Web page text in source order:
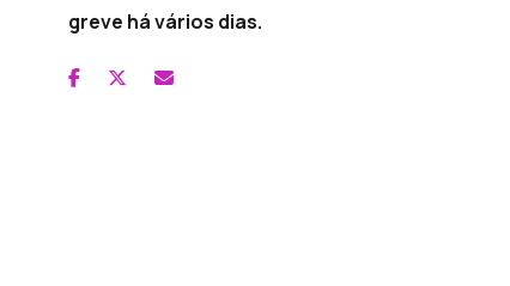
greve há vários dias.